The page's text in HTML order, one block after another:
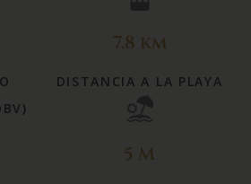
7.8 km
DISTANCIA A LA PLAYA
5 M